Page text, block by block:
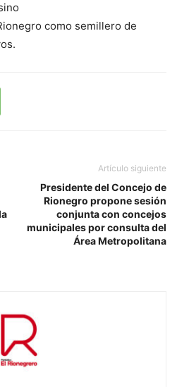
como semillero de
Artículo siguiente
Presidente del Concejo de
Rionegro propone sesión
conjunta con concejos
municipales por consulta del
Área Metropolitana